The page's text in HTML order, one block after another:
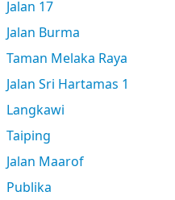
Jalan 17
Jalan Burma
Taman Melaka Raya
Jalan Sri Hartamas 1
Langkawi
Taiping
Jalan Maarof
Publika